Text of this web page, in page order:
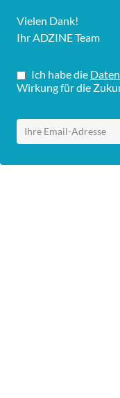
Vielen Dank!
Ihr ADZINE Team
Ich habe die
Wirkung für die